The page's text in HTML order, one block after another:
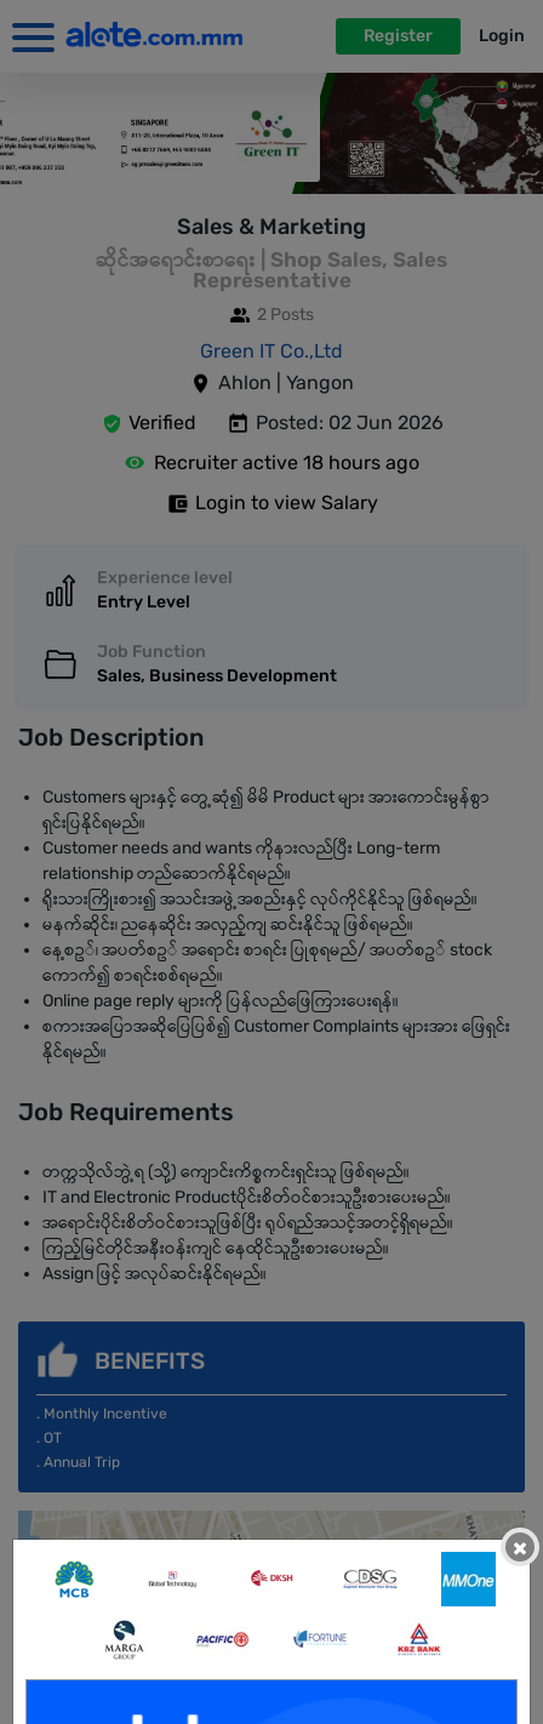
Register Login
Sales & Marketing
ဆိုင်အရောင်းစာရေး | Shop Sales, Sales
Representative
2 Posts
Green IT Co.,Ltd
Ahlon | Yangon
Verified
Posted: 02 Jun 2026
Recruiter active 18 hours ago
Login to view Salary
Experience level
Entry Level
Job Function
Sales, Business Development
Job Description
Customers များနှင့် တွေ့ဆုံ၍ မိမိ Product များ အားကောင်းမွန်စွာ
ရှင်းပြနိုင်ရမည်။
Customer needs and wants ကိုနားလည်ပြီး Long-term
relationship တည်ဆောက်နိုင်ရမည်။
ရိုးသားကြိုးစား၍ အသင်းအဖွဲ့အစည်းနှင့် လုပ်ကိုင်နိုင်သူ ဖြစ်ရမည်။
မနက်ဆိုင်း၊ ညနေဆိုင်း အလှည့်ကျ ဆင်းနိုင်သူ ဖြစ်ရမည်။
နေ့စဥ်၊ အပတ်စဥ် အရောင်း စာရင်း ပြုစုရမည်/ အပတ်စဥ် stock
ကောက်၍ စာရင်းစစ်ရမည်။
Online page reply များကို ပြန်လည်ဖြေကြားပေးရန်။
စကားအပြောအဆိုပြေပြစ်၍ Customer Complaints များအား ဖြေရှင်း
နိုင်ရမည်။
Job Requirements
တက္ကသိုလ်ဘွဲ့ရ (သို့) ကျောင်းကိစ္စကင်းရှင်းသူ ဖြစ်ရမည်။
IT and Electronic Productပိုင်းစိတ်ဝင်စားသူဦးစားပေးမည်။
အရောင်းပိုင်းစိတ်ဝင်စားသူဖြစ်ပြီး ရုပ်ရည်အသင့်အတင့်ရှိရမည်။
ကြည့်မြင်တိုင်အနီးဝန်းကျင် နေထိုင်သူဦးစားပေးမည်။
Assign ဖြင့် အလုပ်ဆင်းနိုင်ရမည်။
BENEFITS
. Monthly Incentive
. OT
. Annual Trip
×